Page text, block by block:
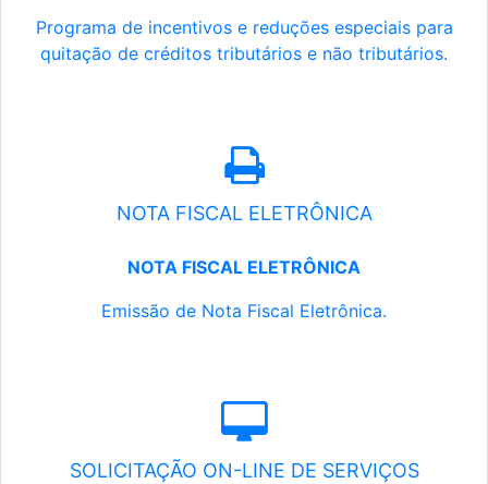
Programa de incentivos e reduções especiais para
quitação de créditos tributários e não tributários.
NOTA FISCAL ELETRÔNICA
NOTA FISCAL ELETRÔNICA
Emissão de Nota Fiscal Eletrônica.
SOLICITAÇÃO ON-LINE DE SERVIÇOS